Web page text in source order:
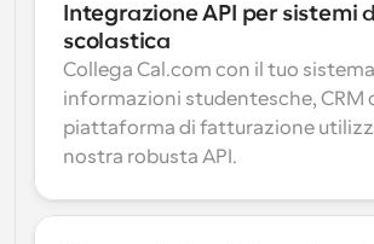
Integrazione API per sistemi
scolastica
Collega Cal.com con il tuo
informazioni studentesche, CRM
piattaforma di fatturazione
nostra robusta API.